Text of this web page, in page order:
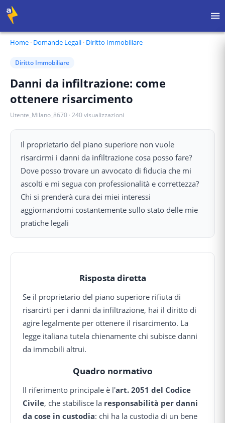
Home · Domande Legali · Diritto Immobiliare
Diritto Immobiliare
Danni da infiltrazione: come
ottenere risarcimento
Utente_Milano_8670 · 240visualizzazioni
Il proprietario del piano superiore non vuole
risarcirmi i danni da infiltrazione cosa posso fare?
Dove posso trovare un avvocato di fiducia che mi
ascolti e mi segua con professionalità e correttezza?
Chi si prenderà cura dei miei interessi
aggiornandomi costantemente sullo stato delle mie
pratiche legali
Risposta diretta
Se il proprietario del piano superiore rifiuta di
risarcirti per i danni da infiltrazione, hai il diritto di
agire legalmente per ottenere il risarcimento. La
legge italiana tutela chienamente chi subisce danni
da immobili altrui.
Quadro normativo
Il riferimento principale è l'art. 2051 del Codice
Civile, che stabilisce la responsabilità per danni
da cose in custodia: chi ha la custodia di un bene